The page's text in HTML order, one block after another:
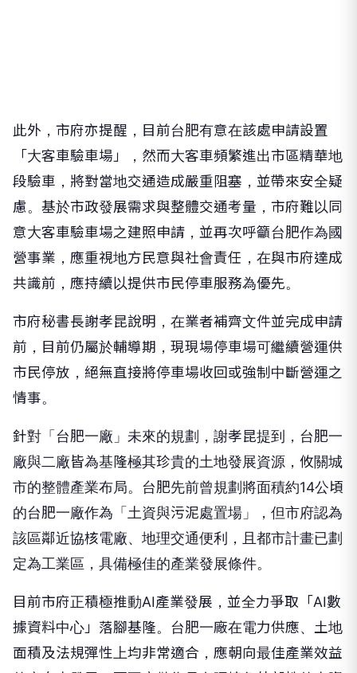
此外，市府亦提醒，目前台肥有意在該處申請設置
「大客車驗車場」，然而大客車頻繁進出市區精華地
段驗車，將對當地交通造成嚴重阻塞，並帶來安全疑
慮。基於市政發展需求與整體交通考量，市府難以同
意大客車驗車場之建照申請，並再次呼籲台肥作為國
營事業，應重視地方民意與社會責任，在與市府達成
共識前，應持續以提供市民停車服務為優先。
市府秘書長謝孝昆說明，在業者補齊文件並完成申請
前，目前仍屬於輔導期，現現場停車場可繼續營運供
市民停放，絕無直接將停車場收回或強制中斷營運之
情事。
針對「台肥一廠」未來的規劃，謝孝昆提到，台肥一
廠與二廠皆為基隆極其珍貴的土地發展資源，攸關城
市的整體產業布局。台肥先前曾規劃將面積約14公頃
的台肥一廠作為「土資與污泥處置場」，但市府認為
該區鄰近協核電廠、地理交通便利，且都市計畫已劃
定為工業區，具備極佳的產業發展條件。
目前市府正積極推動AI產業發展，並全力爭取「AI數
據資料中心」落腳基隆。台肥一廠在電力供應、土地
面積及法規彈性上均非常適合，應朝向最佳產業效益